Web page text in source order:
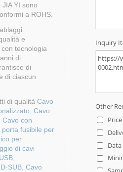
JIA YI sono
a ROHS.
e
tecnologia
di
di
di ciascun
di qualità Cavo
Cavo
Cavo con
porta fusibile per
per
di cavi
SUB Cavo